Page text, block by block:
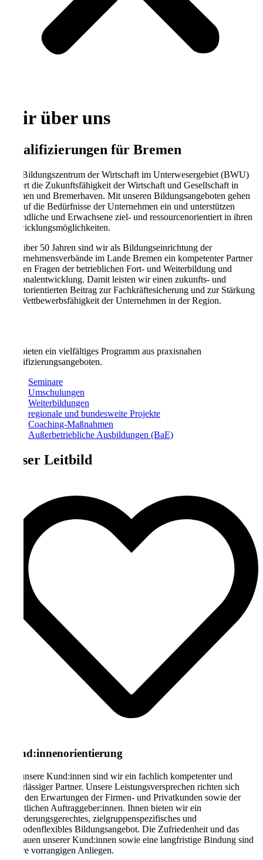
Wir über uns
Qualifizierungen für Bremen
Das Bildungszentrum der Wirtschaft im Unterwesergebiet (BWU)
fördert die Zukunftsfähigkeit der Wirtschaft und Gesellschaft in
Bremen und Bremerhaven. Mit unseren Bildungsangeboten gehen
wir auf die Bedürfnisse der Unternehmen ein und unterstützen
Jugendliche und Erwachsene ziel- und ressourcenorientiert in ihren
Entwicklungsmöglichkeiten.
Seit über 50 Jahren sind wir als Bildungseinrichtung der
Unternehmensverbände im Lande Bremen ein kompetenter Partner
in allen Fragen der betrieblichen Fort- und Weiterbildung und
Personalentwicklung. Damit leisten wir einen zukunfts- und
marktorientierten Beitrag zur Fachkräftesicherung und zur Stärkung
der Wettbewerbsfähigkeit der Unternehmen in der Region.
Wir bieten ein vielfältiges Programm aus praxisnahen
Qualifizierungsangeboten.
Seminare
Umschulungen
Weiterbildungen
regionale und bundesweite Projekte
Coaching-Maßnahmen
Außerbetriebliche Ausbildungen (BaE)
Unser Leitbild
Kund:innenorientierung
Für unsere Kund:innen sind wir ein fachlich kompetenter und
zuverlässiger Partner. Unsere Leistungsversprechen richten sich
nach den Erwartungen der Firmen- und Privatkunden sowie der
öffentlichen Auftraggeber:innen. Ihnen bieten wir ein
anforderungsgerechtes, zielgruppenspezifisches und
methodenflexibles Bildungsangebot. Die Zufriedenheit und das
Vertrauen unserer Kund:innen sowie eine langfristige Bindung sind
unsere vorrangigen Anliegen.